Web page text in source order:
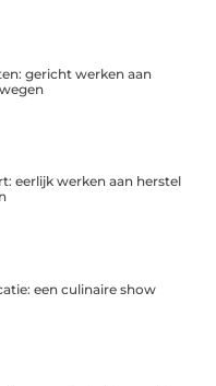
gericht werken aan
eerlijk werken aan herstel
een culinaire show